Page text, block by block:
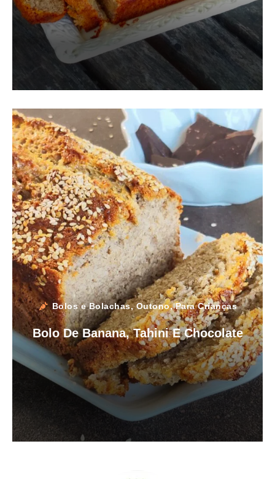
Bolos e Bolachas,Outono,Para Crianças
Bolo De Banana, Tahini E Chocolate